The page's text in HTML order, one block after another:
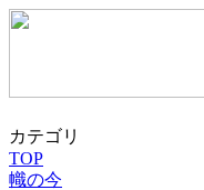
カテゴリ
TOP
幟の今